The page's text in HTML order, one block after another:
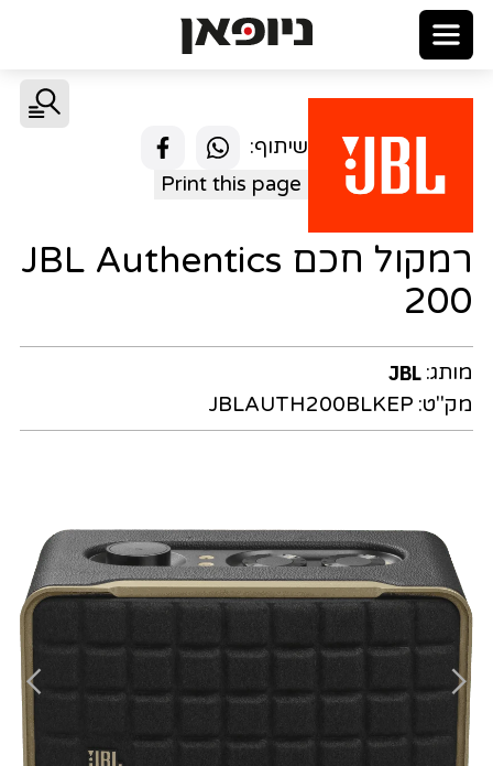
שיתוף:
Print this page
רמקול חכם JBL Authentics
200
מותג: JBL
מק"ט: JBLAUTH200BLKEP